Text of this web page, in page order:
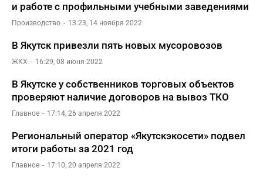
и работе с профильными учебными заведениями
Производство 13:23, 14 ноября 2022
В Якутск привезли пять новых мусоровозов
ЖКХ 16:29, 08 июня 2022
В Якутске у собственников торговых объектов
проверяют наличие договоров на вывоз ТКО
Главное 17:14, 26 апреля 2022
Региональный оператор «Якутскэкосети» подвел
итоги работы за 2021 год
Главное 17:10, 20 апреля 2022